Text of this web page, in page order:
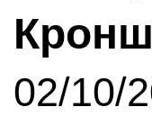
02/10/